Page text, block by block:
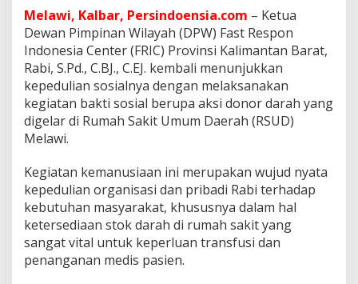
a
b
i
G
e
l
a
r
k
t
i
S
o
s
a
Melawi, Kalbar, Persindoensia.com – Ketua
Dewan Pimpinan Wilayah (DPW) Fast Respon
Indonesia Center (FRIC) Provinsi Kalimantan Barat,
Rabi, S.Pd., C.BJ., C.EJ. kembali menunjukkan
kepedulian sosialnya dengan melaksanakan
kegiatan bakti sosial berupa aksi donor darah yang
digelar di Rumah Sakit Umum Daerah (RSUD)
Melawi.
Kegiatan kemanusiaan ini merupakan wujud nyata
kepedulian organisasi dan pribadi Rabi terhadap
kebutuhan masyarakat, khususnya dalam hal
ketersediaan stok darah di rumah sakit yang
sangat vital untuk keperluan transfusi dan
penanganan medis pasien.